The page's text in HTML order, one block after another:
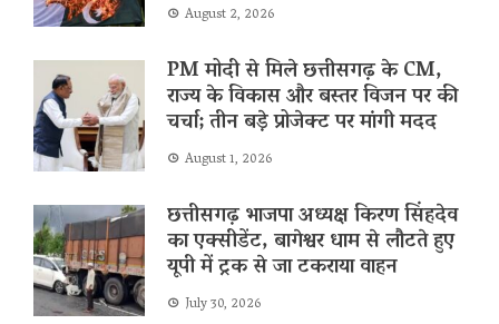
August 2, 2026
PM मोदी से मिले छत्तीसगढ़ के CM,
राज्य के विकास और बस्तर विजन पर की
चर्चा; तीन बड़े प्रोजेक्ट पर मांगी मदद
August 1, 2026
छत्तीसगढ़ भाजपा अध्यक्ष किरण सिंहदेव
का एक्सीडेंट, बागेश्वर धाम से लौटते हुए
यूपी में ट्रक से जा टकराया वाहन
July 30, 2026